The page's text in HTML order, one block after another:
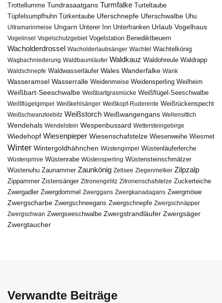
Trottellumme Tundrasaatgans Turmfalke Turteltaube
Tüpfelsumpfhuhn
Türkentaube Uferschnepfe Uferschwalbe Uhu
Ultramarinmeise Ungarn Unterer Inn Unterfranken Urlaub Vogelhaus
Vogelinsel Vogelschutzgebiet Vogelstation Benediktbeuern
Wacholderdrossel Wacholderlaubsänger Wachtel Wachtelkönig
Wagbachniederung Waldbaumläufer Waldkauz Waldohreule Waldrapp
Waldschnepfe Waldwasserläufer Wales Wanderfalke Wank
Wasseramsel Wasserralle Weidenmeise Weidensperling Weilheim
Weißbart-Seeschwalbe Weißbartgrasmücke Weißflügel-Seeschwalbe
Weißflügelgimpel Weißkehlsänger Weißkopf-Ruderente Weißrückenspecht
Weißschwanzkiebitz Weißstorch Weißwangengans Wellensittich
Wendehals Wendelstein Wespenbussard Wettersteingebirge
Wiedehopf Wiesenpieper Wiesenschafstelze Wiesenweihe Wiesmet
Winter Wintergoldhähnchen Wüstengimpel Wüstenläuferlerche
Wüstenprinie Wüstenrabe Wüstensperling Wüstensteinschmätzer
Wüstenuhu Zaunammer Zaunkönig Zellsee Ziegenmelker Zilpzalp
Zippammer Zistensänger Zitronengirlitz Zitronenschafstelze Zuckerteiche
Zwergadler Zwergdommel Zwerggans Zwergkanadagans Zwergmöwe
Zwergscharbe Zwergschneegans Zwergschnepfe Zwergschnäpper
Zwergschwan Zwergseeschwalbe Zwergstrandläufer Zwergsäger
Zwergtaucher
Verwandte Beiträge